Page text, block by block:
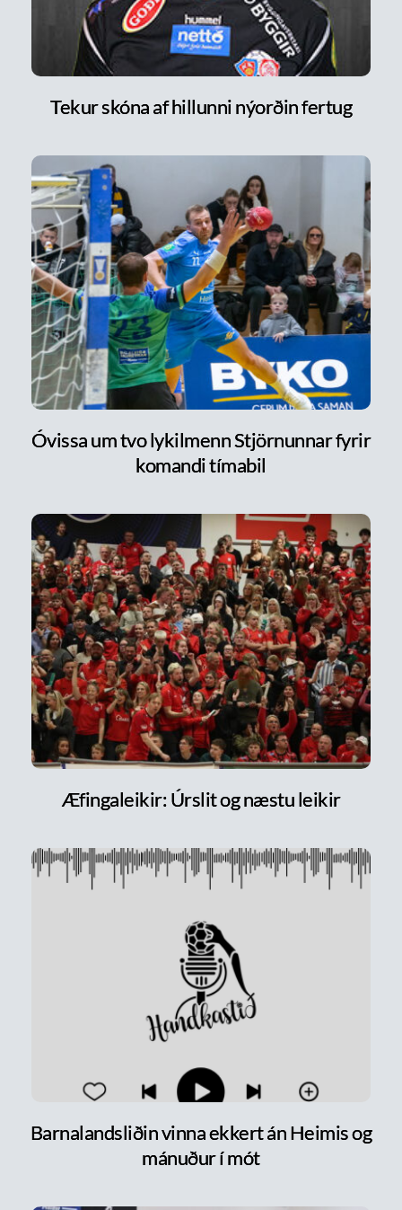
Tekur skóna af hillunni nýorðin fertug
Óvissa um tvo lykilmenn Stjörnunnar fyrir
komandi tímabil
Æfingaleikir: Úrslit og næstu leikir
Barnalandsliðin vinna ekkert án Heimis og
mánuður í mót